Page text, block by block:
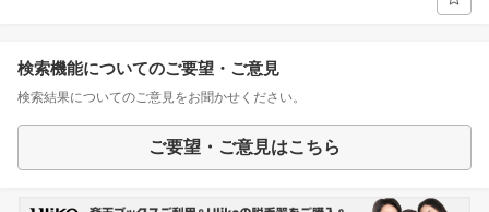
検索機能についてのご要望・ご意見
検索結果についてのご意見をお聞かせください。
ご要望・ご意見はこちら